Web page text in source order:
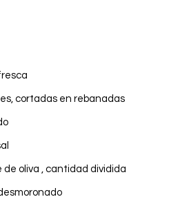
cortadas en rebanadas
oliva , cantidad dividida